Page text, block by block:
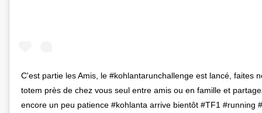
C'est partie les Amis, le #kohlantarunchallenge est lancé, faites
totem près de chez vous seul entre amis ou en famille et
encore un peu patience #kohlanta arrive bientôt #TF1 #running